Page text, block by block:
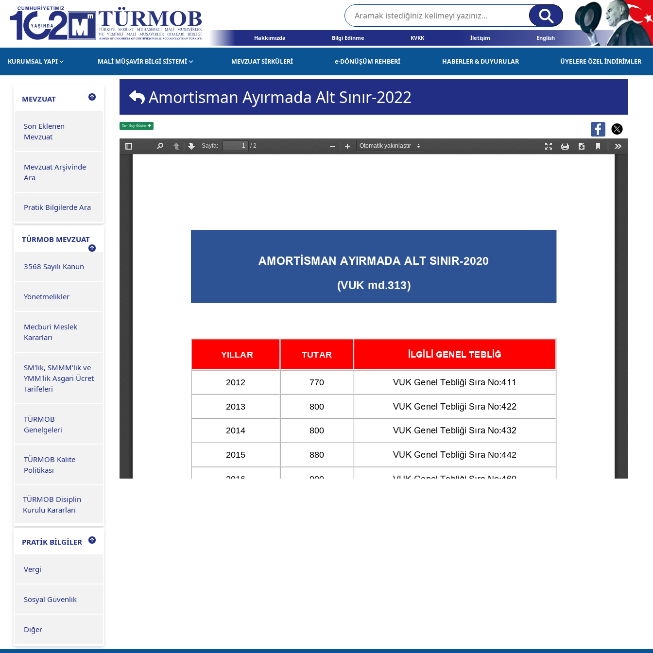
Hakkımızda Bilgi Edinme KVKK İletişim English
KURUMSAL YAPI MALİ MÜŞAVİR BİLGİ SİSTEMİ MEVZUAT SİRKÜLERİ e-DÖNÜŞÜM REHBERİ HABERLER & DUYURULAR ÜYELERE ÖZEL İNDİRİMLER
MEVZUAT
Son Eklenen
Mevzuat
Mevzuat Arşivinde
Ara
Pratik Bilgilerde Ara
TÜRMOB MEVZUAT
3568 Sayılı Kanun
Yönetmelikler
Mecburi Meslek
Kararları
SM'lik, SMMM'lik ve
YMM'lik Asgari Ücret
Tarifeleri
TÜRMOB
Genelgeleri
TÜRMOB Kalite
Politikası
TÜRMOB Disiplin
Kurulu Kararları
PRATİK BİLGİLER
Vergi
Sosyal Güvenlik
Diğer
Amortisman Ayırmada Alt Sınır-2022
Tam Boy Göster